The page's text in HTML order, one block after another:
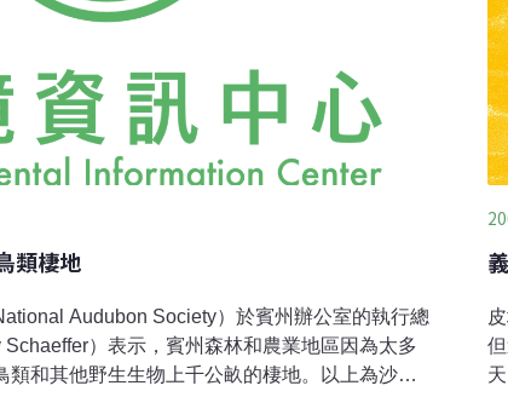
類棲地
Audubon Society）於賓州辦公室的執行總
）表示，賓州森林和農業地區因為太多
類和其他野生生物上千公畝的棲地。以上為沙菲